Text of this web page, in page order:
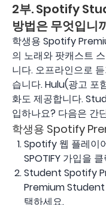
2부. Spotify
방법은 무엇입니
학생용 Spotify
의 노래와 팟캐스트
니다. 오프라인으로
습니다. Hulu(광고 포
화도 제공합니다.
입하나요? 다음은 간
학생용 Spotify
Spotify 웹 플레이
SPOTIFY 가입을
Student Spotify
Premium Student
택하세요.